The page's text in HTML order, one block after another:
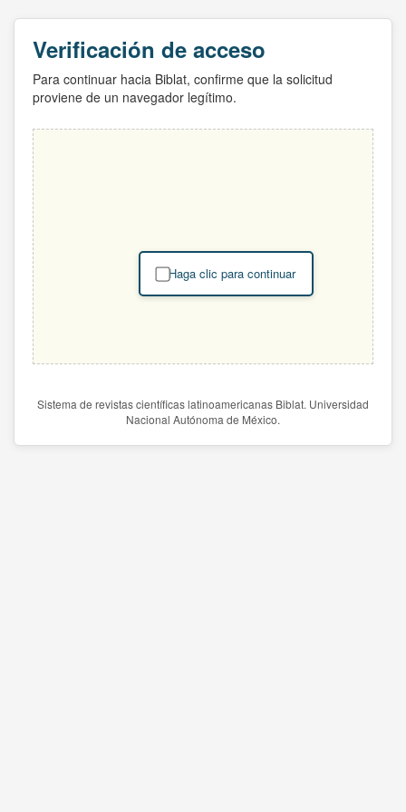
Verificación de acceso
Para continuar hacia Biblat, confirme que la solicitud
proviene de un navegador legítimo.
Haga clic para continuar
Sistema de revistas científicas latinoamericanas Biblat. Universidad
Nacional Autónoma de México.